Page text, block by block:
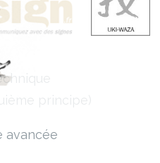
principe)
avancée